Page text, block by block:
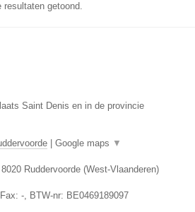
resultaten getoond.
Saint Denis en in de provincie
Google maps ▼
8020 Ruddervoorde (West-Vlaanderen)
-, BTW-nr: BE0469189097